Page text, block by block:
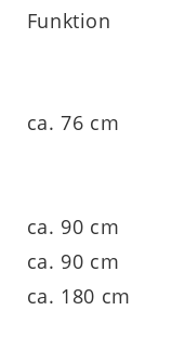
Was das
Funktion
ca. 76 cm
ca. 90 cm
ca. 90 cm
ca. 180 cm